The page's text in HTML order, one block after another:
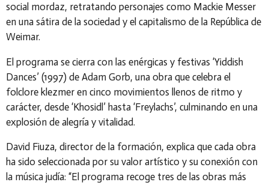
social mordaz, retratando personajes como Mackie Messer
en una sátira de la sociedad y el capitalismo de la República de
Weimar.
El programa se cierra con las enérgicas y festivas ‘Yiddish
Dances’ (1997) de Adam Gorb, una obra que celebra el
folclore klezmer en cinco movimientos llenos de ritmo y
carácter, desde ‘Khosidl’ hasta ‘Freylachs’, culminando en una
explosión de alegría y vitalidad.
David Fiuza, director de la formación, explica que cada obra
ha sido seleccionada por su valor artístico y su conexión con
la música judía: “El programa recoge tres de las obras más